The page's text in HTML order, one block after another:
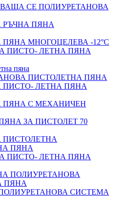
СЕ ПОЛИУРЕТАНОВА
РЪЧНА ПЯНА
МНОГОЦЕЛЕВА -12°C
ПИСТО- ЛЕТНА ПЯНА
пяна
ПИСТОЛЕТНА ПЯНА
ПИСТО- ЛЕТНА ПЯНА
ПЯНА С МЕХАНИЧЕН
ЗА ПИСТОЛЕТ 70
ПИСТОЛЕТНА
ПЯНА
ПИСТО- ЛЕТНА ПЯНА
ПОЛИУРЕТАНОВА
ПЯНА
СИСТЕМА